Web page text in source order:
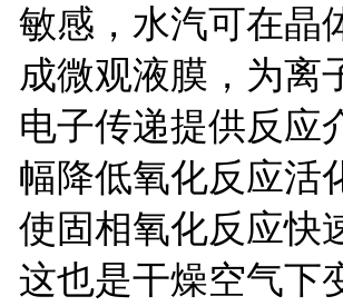
敏感，水汽可在晶
成微观液膜，为离
电子传递提供反应
幅降低氧化反应活
使固相氧化反应快
这也是干燥空气下